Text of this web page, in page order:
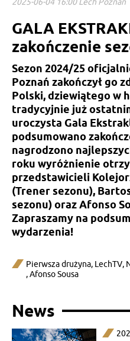
2025-06-04 16:00 Lech Poznań
GALA
zakończenie
Sezon 2024/25
Poznań zakończył go
Polski, dziewiątego w
tradycyjnie już
uroczysta Gala
podsumowano
nagrodzono
roku wyróżnienie
przedstawicieli
(Trener sezonu),
sezonu) oraz Afonso
Zapraszamy na
wydarzenia!
Pierwsza drużyna, LechTV,
,Afonso Sousa
News